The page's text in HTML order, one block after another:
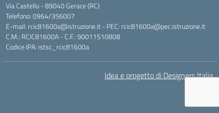
Via Castello - 89040 Gerace (RC)
Telefono: 0964/356007
E-mail: rcic81600a@istruzione.it - PEC: rcic81600a@pec.istruzione.it
C.M.: RCIC81600A - C.F.: 90011510808
Codice IPA: istsc_rcic81600a
Idea e progetto di Designers Italia